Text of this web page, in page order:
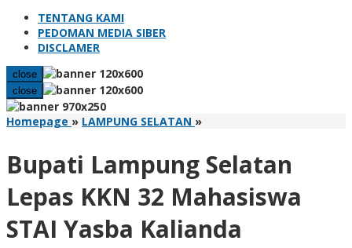
TENTANG KAMI
PEDOMAN MEDIA SIBER
DISCLAMER
close
close
Homepage » LAMPUNG SELATAN »Bupati
Lepas
32
Mahasiswa
STAI
Yasba
Bupati Lampung Selatan
Lepas KKN 32 Mahasiswa
STAI Yasba Kalianda